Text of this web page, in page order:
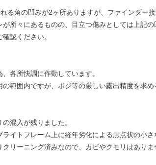
る角の凹みが2ヶ所ありますが、ファインダー接
所々にあるものの、目立つ傷みとしては上記の
認ください。
各所快調に作動しています。
範囲内ですが、ポジ等の厳しい露出精度を求
混入が残りました。
イトフレーム上に経年劣化による黒点状の小さ
クリーニング済みなので、カビやクモリはありま